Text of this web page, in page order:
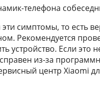
телефона
эти симптомы, то есть
Рекомендуется
устройство. Если
из-за
центр Xiaomi